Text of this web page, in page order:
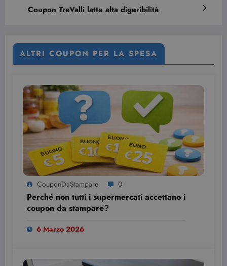
Coupon TreValli latte alta digeribilità
ALTRI COUPON PER LA SPESA
CouponDaStampare 0
Perché non tutti i supermercati accettano i
coupon da stampare?
6 Marzo 2026